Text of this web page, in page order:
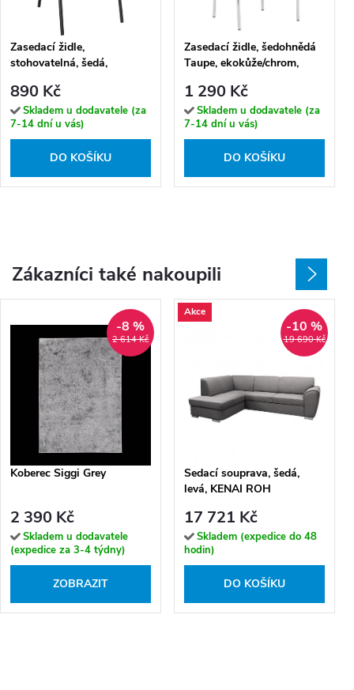
Zasedací židle,
stohovatelná, šedá,
890 Kč
Skladem u dodavatele (za
7-14 dní u vás)
DO KOŠÍKU
Zasedací židle, šedohnědá
Taupe, ekokůže/chrom,
1 290 Kč
Skladem u dodavatele (za
7-14 dní u vás)
DO KOŠÍKU
Zákazníci také nakoupili
2 614 Kč
-8 %
Koberec Siggi Grey
2 390 Kč
Skladem u dodavatele
(expedice za 3-4 týdny)
ZOBRAZIT
19 690 Kč
-10 %
Akce
Sedací souprava, šedá,
levá, KENAI ROH
17 721 Kč
Skladem (expedice do 48
hodin)
DO KOŠÍKU